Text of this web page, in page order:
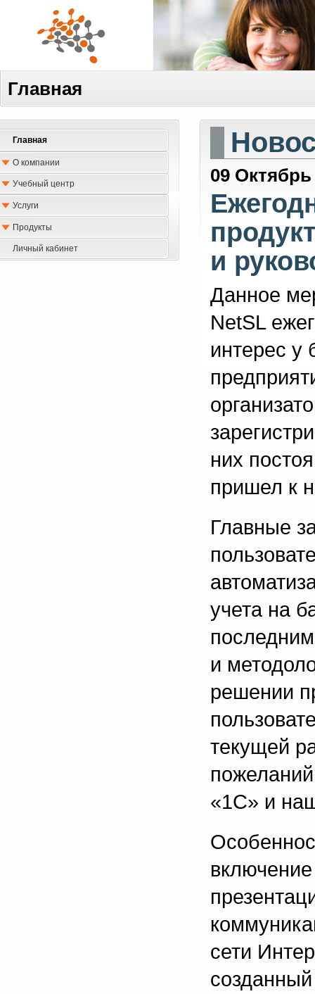
Главная
Главная
О компании
Учебный центр
Услуги
Продукты
Личный кабинет
09 Октябрь
и
Данное
NetSL
интерес у
них
пришел к
Главные
учета на
и
решении
текущей
«1С» и
сети